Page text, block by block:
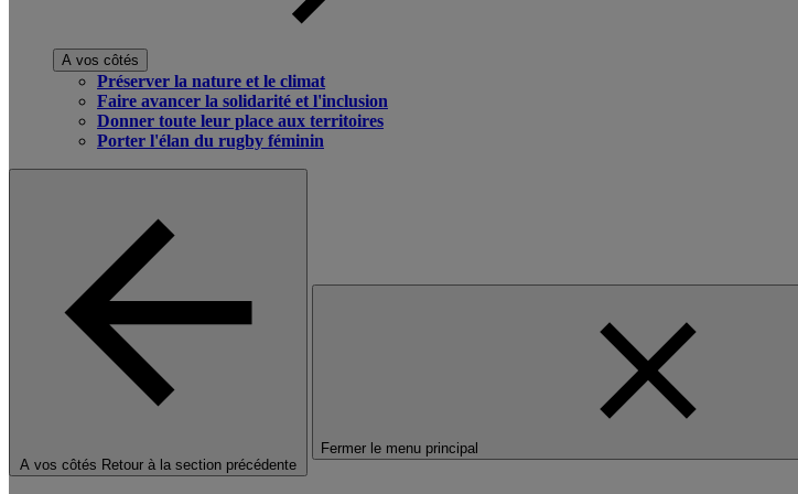
A vos côtés
Préserver la nature et le climat
Faire avancer la solidarité et l'inclusion
Donner toute leur place aux territoires
Porter l'élan du rugby féminin
A vos côtés Retour à la section précédente
Fermer le menu principal